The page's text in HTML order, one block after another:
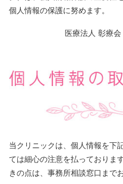
個人情報の保護に努めます。
医療法人 彰療
当クリニックは、個人情報を下
ては細心の注意を払っております
きの点は、事務所相談窓口まで